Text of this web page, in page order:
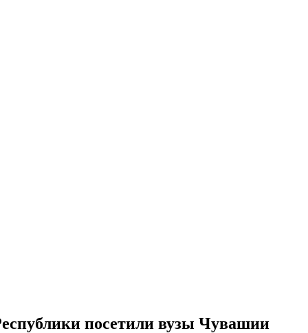
посетили вузы Чувашии